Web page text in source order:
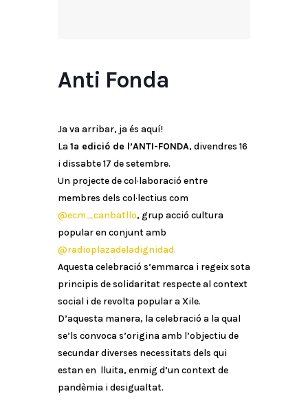
Anti Fonda
Ja va arribar, ja és aquí!
La 1a edició de l’ANTI-FONDA, divendres 16
i dissabte 17 de setembre.
Un projecte de col·laboració entre
membres dels col·lectius com
@ecm_canbatllo, grup acció cultura
popular en conjunt amb
@radioplazadeladignidad.
Aquesta celebració s’emmarca i regeix sota
principis de solidaritat respecte al context
social i de revolta popular a Xile.
D’aquesta manera, la celebració a la qual
se’ls convoca s’origina amb l’objectiu de
secundar diverses necessitats dels qui
estan en lluita, enmig d’un context de
pandèmia i desigualtat.